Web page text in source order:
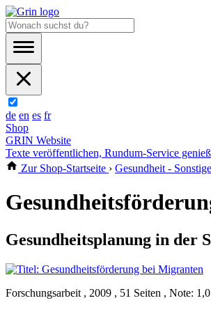
de en es fr
Shop
GRIN Website
Texte veröffentlichen, Rundum-Service
Zur Shop-Startseite › Gesundheit -
Gesundheitsplanung in der
Forschungsarbeit , 2009 , 51 Seiten , Note: 1,0